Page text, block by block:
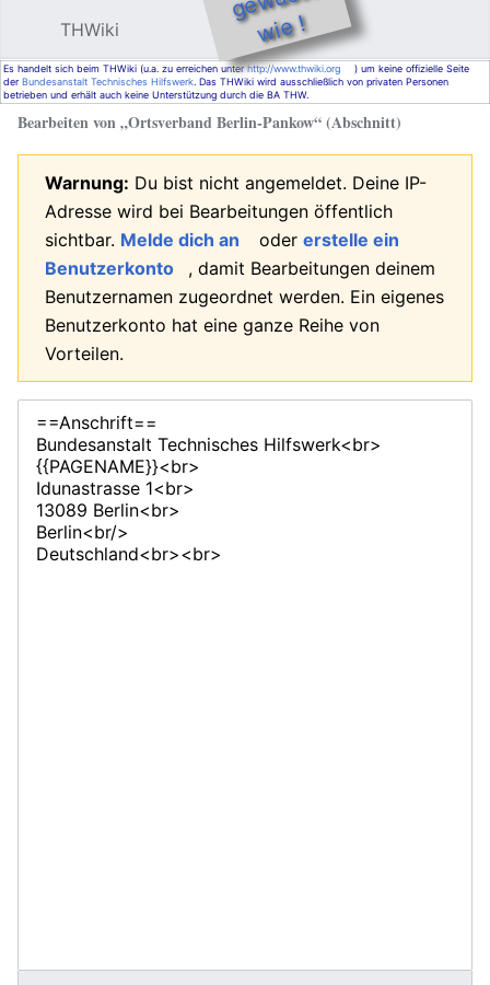
THWiki e !
Es handelt sich beim THWiki (u.a. zu erreichen unterhttp://www.thwiki.org
) um keine offizielle Seite
derBundesanstalt Technisches Hilfswerk. Das THWiki wird ausschließlich von privaten Personen
betrieben und erhält auch keine Unterstützung durch die BA THW.
Bearbeiten von „Ortsverband Berlin-Pankow“ (Abschnitt)
Warnung: Du bist nicht angemeldet. Deine IP-
Adresse wird bei Bearbeitungen öffentlich
sichtbar. Melde dich an oder erstelle ein
Benutzerkonto
, damit Bearbeitungen deinem
Benutzernamen zugeordnet werden. Ein eigenes
Benutzerkonto hat eine ganze Reihe von
Vorteilen.